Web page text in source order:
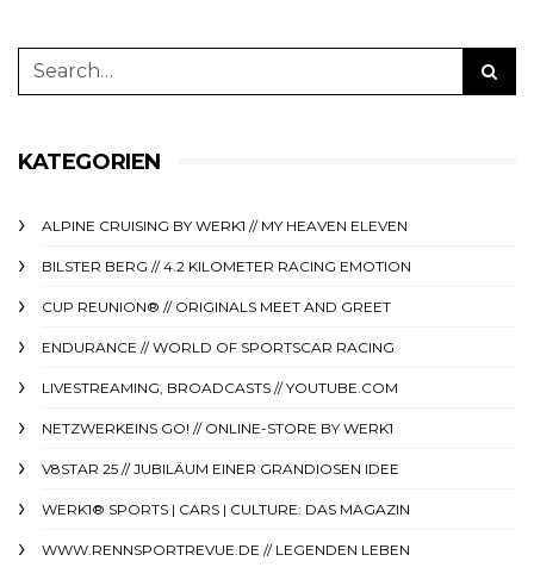
KATEGORIEN
ALPINE CRUISING BY WERK1 // MY HEAVEN ELEVEN
BILSTER BERG // 4.2 KILOMETER RACING EMOTION
CUP REUNION® // ORIGINALS MEET AND GREET
ENDURANCE // WORLD OF SPORTSCAR RACING
LIVESTREAMING, BROADCASTS // YOUTUBE.COM
NETZWERKEINS GO! // ONLINE-STORE BY WERK1
V8STAR 25 // JUBILÄUM EINER GRANDIOSEN IDEE
WERK1® SPORTS | CARS | CULTURE: DAS MAGAZIN
WWW.RENNSPORTREVUE.DE // LEGENDEN LEBEN